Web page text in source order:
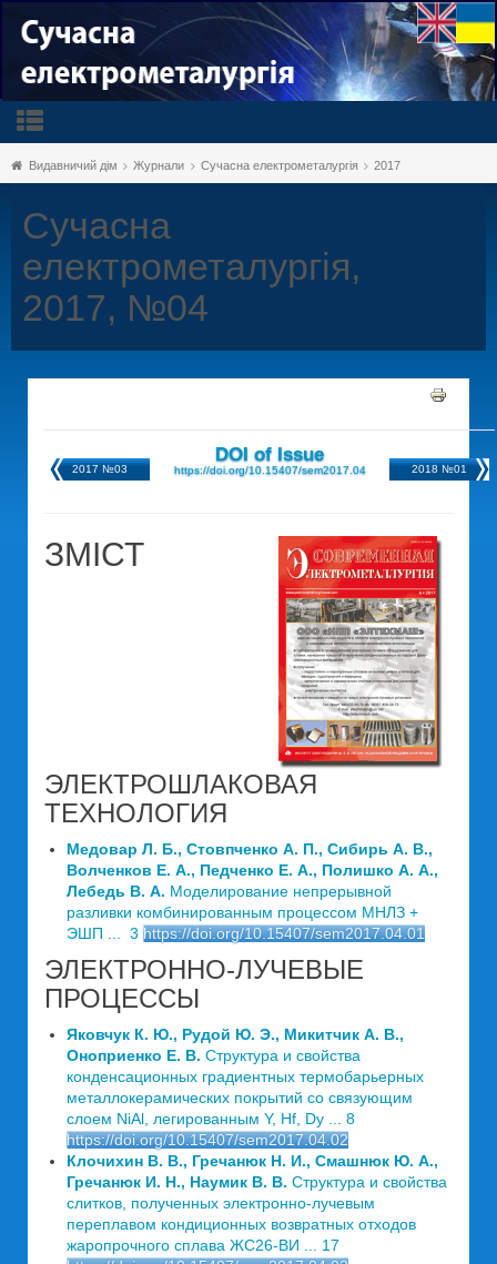
Видавничий дім Журнали Сучасна електрометалургія 2017
Сучасна
електрометалургія,
2017, №04
2017 №03
DOI of Issue
https://doi.org/10.15407/sem2017.04 2018 №01
ЗМІСТ
ЭЛЕКТРОШЛАКОВАЯ
ТЕХНОЛОГИЯ
Медовар Л. Б., Стовпченко А. П., Сибирь А. В.,
Волченков Е. А., Педченко Е. А., Полишко А. А.,
Лебедь В. А. Моделирование непрерывной
разливки комбинированным процессом МНЛЗ +
ЭШП ... 3 https://doi.org/10.15407/sem2017.04.01
ЭЛЕКТРОННО-ЛУЧЕВЫЕ
ПРОЦЕССЫ
Яковчук К. Ю., Рудой Ю. Э., Микитчик А. В.,
Оноприенко Е. В. Структура и свойства
конденсационных градиентных термобарьерных
металлокерамических покрытий со связующим
слоем NiAl, легированным Y, Hf, Dy ... 8
https://doi.org/10.15407/sem2017.04.02
Клочихин В. В., Гречанюк Н. И., Смашнюк Ю. А.,
Гречанюк И. Н., Наумик В. В. Структура и свойства
слитков, полученных электронно-лучевым
переплавом кондиционных возвратных отходов
жаропрочного сплава ЖС26-ВИ ... 17